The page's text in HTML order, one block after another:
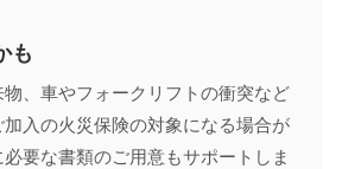
も
、車やフォークリフトの衝突など
入の火災保険の対象になる場合が
要な書類のご用意もサポートしま